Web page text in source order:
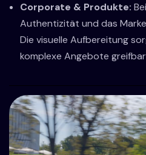
Corporate & Produkte:
Authentizität und das
Die visuelle Aufbereitung
komplexe Angebote